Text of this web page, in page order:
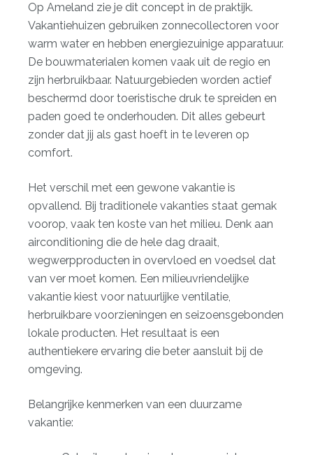
Op Ameland zie je dit concept in de praktijk.
Vakantiehuizen gebruiken zonnecollectoren voor
warm water en hebben energiezuinige apparatuur.
De bouwmaterialen komen vaak uit de regio en
zijn herbruikbaar. Natuurgebieden worden actief
beschermd door toeristische druk te spreiden en
paden goed te onderhouden. Dit alles gebeurt
zonder dat jij als gast hoeft in te leveren op
comfort.
Het verschil met een gewone vakantie is
opvallend. Bij traditionele vakanties staat gemak
voorop, vaak ten koste van het milieu. Denk aan
airconditioning die de hele dag draait,
wegwerpproducten in overvloed en voedsel dat
van ver moet komen. Een milieuvriendelijke
vakantie kiest voor natuurlijke ventilatie,
herbruikbare voorzieningen en seizoensgebonden
lokale producten. Het resultaat is een
authentiekere ervaring die beter aansluit bij de
omgeving.
Belangrijke kenmerken van een duurzame
vakantie: